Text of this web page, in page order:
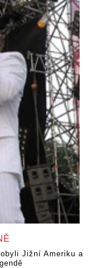
Jižní Ameriku a